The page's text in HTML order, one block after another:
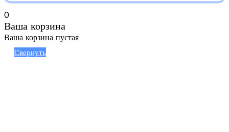
0
Ваша корзина
Ваша корзина пустая
Свернуть